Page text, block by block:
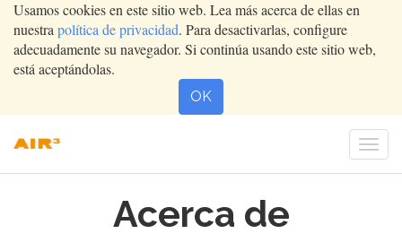
Usamos cookies en este sitio web. Lea más acerca de ellas en
nuestra política de privacidad. Para desactivarlas, configure
adecuadamente su navegador. Si continúa usando este sitio web,
está aceptándolas.
OK
Acerca de